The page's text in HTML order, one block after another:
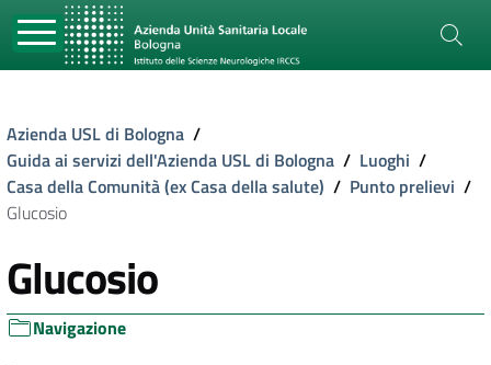
Azienda USL di Bologna /
Guida ai servizi dell'Azienda USL di Bologna / Luoghi /
Casa della Comunità (ex Casa della salute) / Punto prelievi /
Glucosio
Glucosio
Navigazione